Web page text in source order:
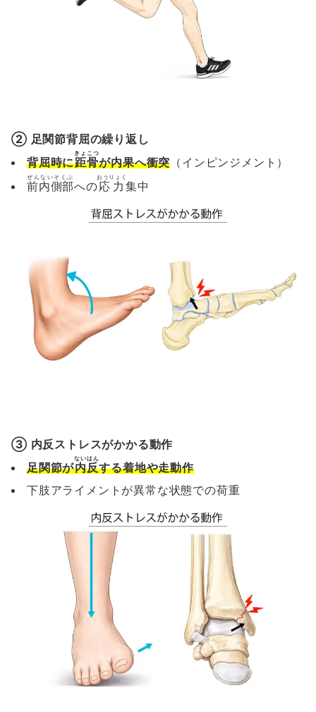
② 足関節背屈の繰り返し
背屈時に距骨
きょこつ
が内果へ衝突 （インピンジメント）
前内側部
ぜんないそくぶ
への応力
おうりょく
集中
③ 内反ストレスがかかる動作
足関節が内反
ないはん
する着地や走動作
下肢アライメントが異常な状態での荷重